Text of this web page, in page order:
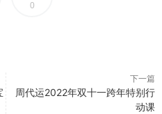
0
下一篇
周代运2022年双十一跨年特别行
动课